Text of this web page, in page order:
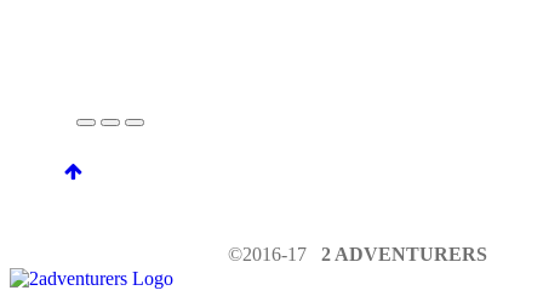
©2016-17 2 ADVENTURERS